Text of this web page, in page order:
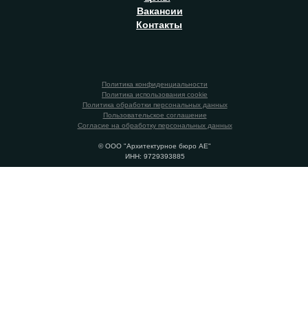
Политика конфиденциальности
Политика использования cookie
Политика обработки персональных данных
Пользовательское соглашение
Согласие на обработку персональных данных
© ООО "Архитектурное бюро АЕ"
ИНН: 9729393885
Вакансии
Контакты